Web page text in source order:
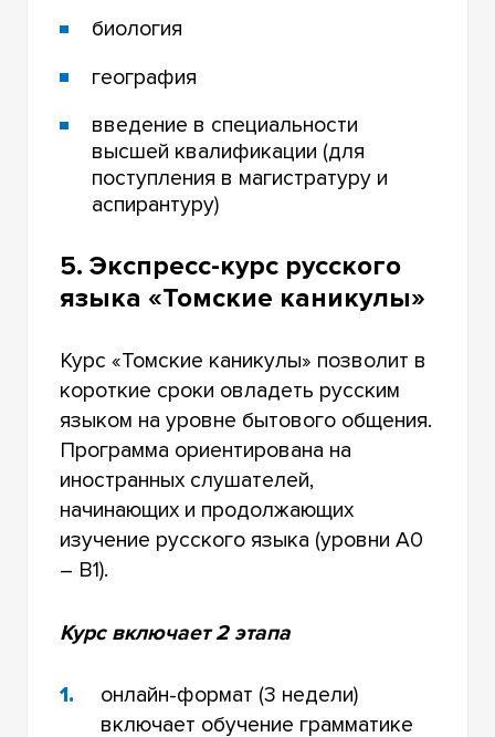
биология
география
введение в специальности
высшей квалификации (для
поступления в магистратуру и
аспирантуру)
5. Экспресс-курс русского
языка «Томские каникулы»
Курс «Томские каникулы» позволит в
короткие сроки овладеть русским
языком на уровне бытового общения.
Программа ориентирована на
иностранных слушателей,
начинающих и продолжающих
изучение русского языка (уровни А0
– В1).
Курс включает 2 этапа
онлайн-формат (3 недели)
включает обучение грамматике